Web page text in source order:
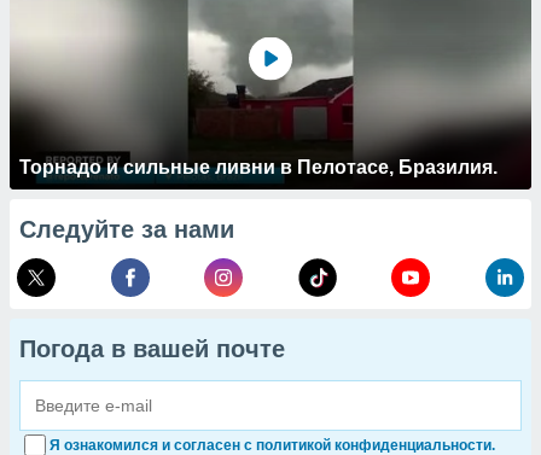
Торнадо и сильные ливни в Пелотасе, Бразилия.
Следуйте за нами
Погода в вашей почте
Я ознакомился и согласен с политикой конфиденциальности.